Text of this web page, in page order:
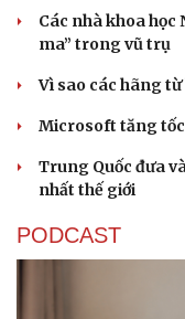
Các nhà khoa học
ma” trong vũ trụ
Vì sao các hãng
Microsoft tăng tốc
Trung Quốc đưa
nhất thế giới
PODCAST